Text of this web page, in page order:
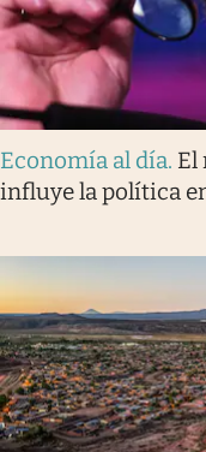
Economía al día. El
influye la política